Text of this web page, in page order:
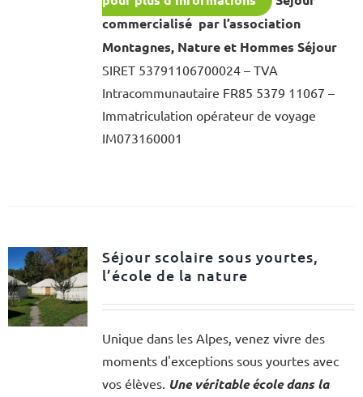
commercialisé par l’association
Montagnes, Nature et Hommes Séjour
SIRET 53791106700024 – TVA
Intracommunautaire FR85 5379 11067 –
Immatriculation opérateur de voyage
IM073160001
Séjour scolaire sous yourtes,
l’école de la nature
Unique dans les Alpes, venez vivre des
moments d'exceptions sous yourtes avec
vos élèves. Une véritable école dans la